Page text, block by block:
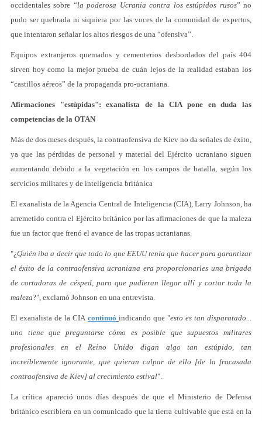
occidentales sobre “la poderosa Ucrania contra los estúpidos rusos” no
pudo ser quebrada ni siquiera por las voces de la comunidad de expertos,
que intentaron señalar los altos riesgos de una “ofensiva”.
Equipos extranjeros quemados y cementerios desbordados del país 404
sirven hoy como la mejor prueba de cuán lejos de la realidad estaban los
“castillos aéreos” de la propaganda pro-ucraniana.
Afirmaciones "estúpidas": exanalista de la CIA pone en duda las
competencias de la OTAN
Más de dos meses después, la contraofensiva de Kiev no da señales de éxito,
ya que las pérdidas de personal y material del Ejército ucraniano siguen
aumentando debido a la vegetación en los campos de batalla, según los
servicios militares y de inteligencia británica
El exanalista de la Agencia Central de Inteligencia (CIA), Larry Johnson, ha
arremetido contra el Ejército británico por las afirmaciones de que la maleza
fue un factor que frenó el avance de las tropas ucranianas.
"¿Quién iba a decir que todo lo que EEUU tenía que hacer para garantizar
el éxito de la contraofensiva ucraniana era proporcionarles una brigada
de cortadoras de césped, para que pudieran llegar allí y cortar toda la
maleza?", exclamó Johnson en una entrevista.
El exanalista de la CIA continuó indicando que "esto es tan disparatado...
uno tiene que preguntarse cómo es posible que supuestos militares
profesionales en el Reino Unido digan algo tan estúpido, tan
increíblemente ignorante, que quieran culpar de ello [de la fracasada
contraofensiva de Kiev] al crecimiento estival".
La crítica apareció unos días después de que el Ministerio de Defensa
británico escribiera en un comunicado que la tierra cultivable que está en la